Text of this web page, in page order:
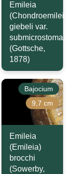
Emileia
(Chondroemileia)
giebeli var.
submicrostoma
(Gottsche,
1878)
Bajocium
9,7 cm
Emileia
(Emileia)
brocchi
(Sowerby,